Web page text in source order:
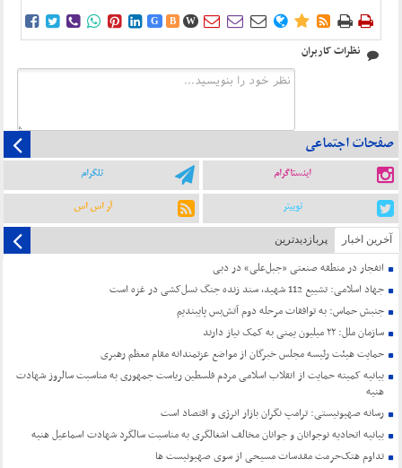
      G B W        
نظرات کاربران
صفحات اجتماعی
اینستاگرام تلگرام
توییتر آر اس اس
آخرین اخبار پربازدیدترین
انفجار در منطقه صنعتی «جبل‌علی» در دبی
جهاد اسلامی: تشییع 112 شهید، سند زنده جنگ نسل‌کشی در غزه است
جنبش حماس: به توافقات مرحله دوم آتش‌بس پایبندیم
سازمان ملل: ۲۲ میلیون یمنی به کمک نیاز دارند
حمایت هیئت رئیسه مجلس خبرگان از مواضع عزتمندانه مقام معظم رهبری
بیانیه کمیته حمایت از انقلاب اسلامی مردم فلسطین ریاست جمهوری به مناسبت سالروز شهادت
هنیه
رسانه صهیونیستی: ترامپ نگران بازار انرژی و اقتصاد است
بیانیه اتحادیه نوجوانان و جوانان مخالف اشغالگری به مناسبت سالگرد شهادت اسماعیل هنیه
تداوم هتک‌حرمت مقدسات مسیحی از سوی صهیونیست ها